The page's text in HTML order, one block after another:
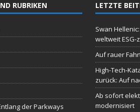
RUBRIKEN
der Parkways
LETZTE
Swan
weltweit
Auf rauer
High-Tech-
zurück: Auf
Ab sofort
modernisiert